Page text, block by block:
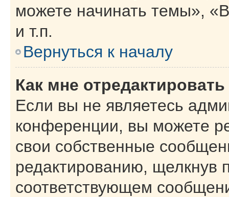
можете начинать темы»,
и т.п.
Вернуться к началу
Как мне
Если вы не являетесь
конференции, вы можете
свои собственные
редактированию, щелкнув
соответствующем